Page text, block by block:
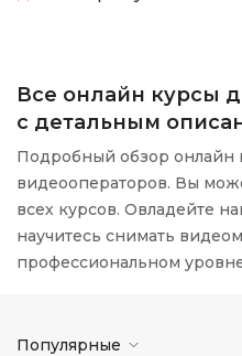
Все онлайн курсы
с детальным
Подробный обзор онлайн
видеооператоров. Вы
всех курсов. Овладейте
научитесь снимать
профессиональном
Популярные